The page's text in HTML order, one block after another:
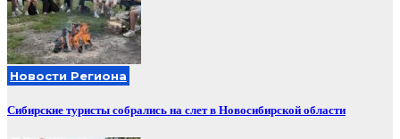
Новости Региона
Сибирские туристы собрались на слет в Новосибирской области